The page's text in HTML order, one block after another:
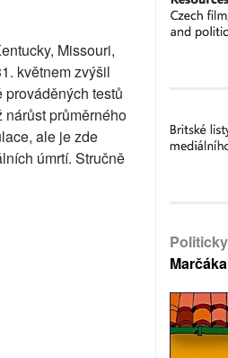
Missouri,
květnem zvýšil
testů
průměrného
ale je zde
úmrtí. Stručně
Marčáka